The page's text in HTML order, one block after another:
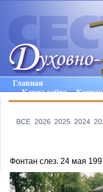
Главная
Карта сайта
ВCE 2026 2025 2024
Фонтан слез. 24 мая